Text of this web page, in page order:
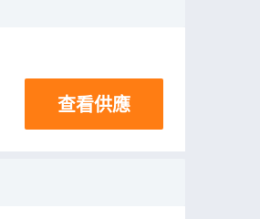
查看供應